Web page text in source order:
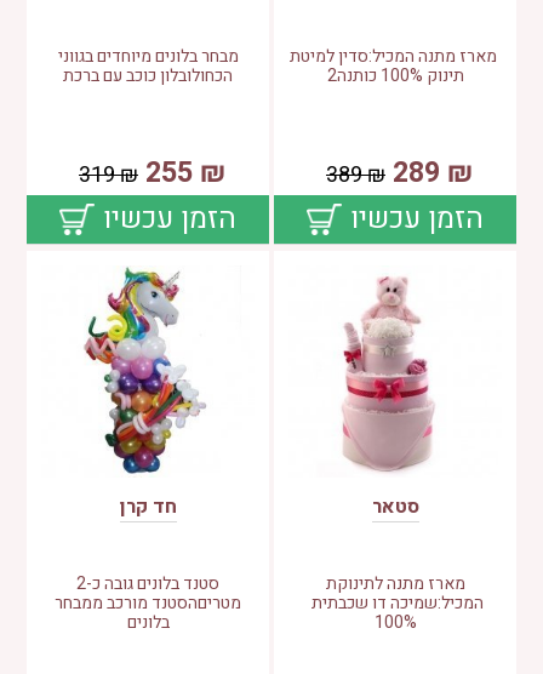
מארז מתנה המכיל:סדין למיטת
תינוק 100% כותנה2
₪
289
₪
389
הזמן עכשיו
מבחר בלונים מיוחדים בגווני
הכחולובלון כוכב עם ברכת
₪
255
₪
319
הזמן עכשיו
סטאר
מארז מתנה לתינוקת
המכיל:שמיכה דו שכבתית
100%
חד קרן
סטנד בלונים גובה כ-2
מטריםהסטנד מורכב ממבחר
בלונים